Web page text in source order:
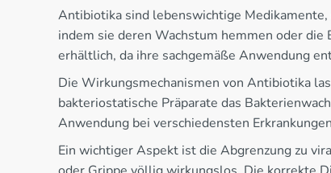
Antibiotika sind lebenswichtige
indem sie deren Wachstum hemmen oder
erhältlich, da ihre sachgemäße Anwendung
Die Wirkungsmechanismen von Antibiotika
bakteriostatische Präparate das
Anwendung bei verschiedensten
Ein wichtiger Aspekt ist die Abgrenzung zu